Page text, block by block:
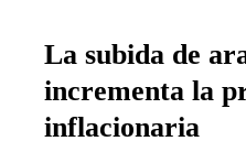
La subida de
incrementa la
inflacionaria